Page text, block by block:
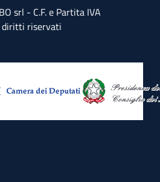
srl - C.F. e Partita IVA
riservati